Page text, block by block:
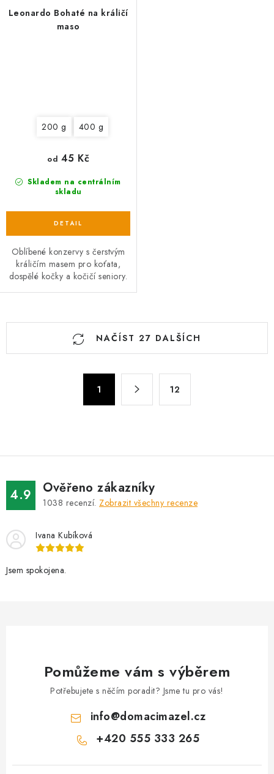
Leonardo Bohaté na králičí
maso
200 g 400 g
Skladem na centrálním
skladu
od 45 Kč
Oblíbené konzervy s čerstvým
králičím masem pro koťata,
dospělé kočky a kočičí seniory.
O
p
v
k
v
ý
p
NAČÍST 27 DALŠÍCH
k
v
á
n
1 12
4.9 Ověřeno zákazníky
1038 recenzí. Zobrazit všechny recenze
Ivana Kubíková
Jsem spokojena.
Pomůžeme vám s výběrem
Potřebujete s něčím poradit? Jsme tu pro vás!
info@domacimazel.cz
+420 555 333 265